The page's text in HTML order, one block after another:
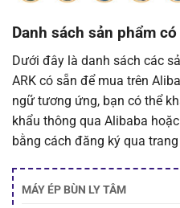
Danh sách sản phẩm
Dưới đây là danh sách các
ARK có sẵn để mua trên
ngữ tương ứng, bạn có thể
khẩu thông qua Alibaba
bằng cách đăng ký qua
MÁY ÉP BÙN LY TÂM